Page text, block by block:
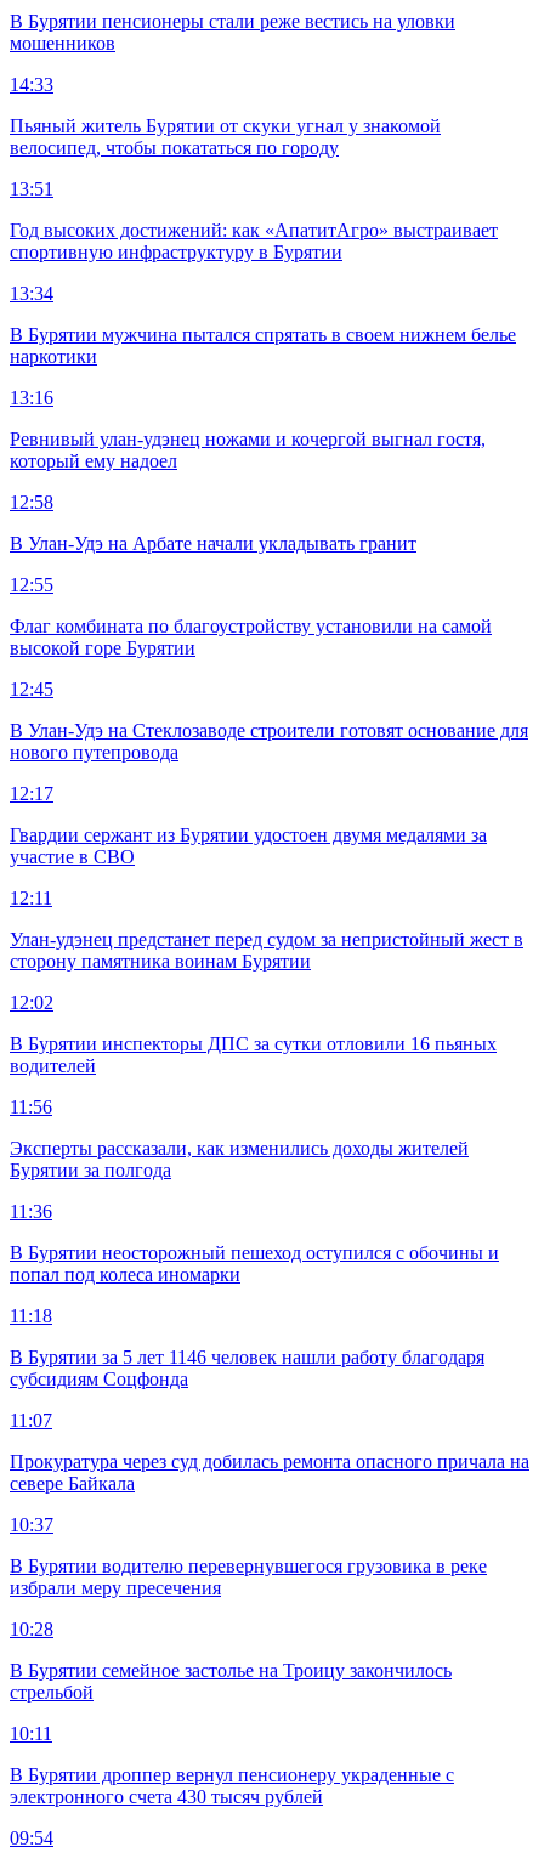
В Бурятии пенсионеры стали реже вестись на уловки
мошенников
14:33
Пьяный житель Бурятии от скуки угнал у знакомой
велосипед, чтобы покататься по городу
13:51
Год высоких достижений: как «АпатитАгро» выстраивает
спортивную инфраструктуру в Бурятии
13:34
В Бурятии мужчина пытался спрятать в своем нижнем белье
наркотики
13:16
Ревнивый улан-удэнец ножами и кочергой выгнал гостя,
который ему надоел
12:58
В Улан-Удэ на Арбате начали укладывать гранит
12:55
Флаг комбината по благоустройству установили на самой
высокой горе Бурятии
12:45
В Улан-Удэ на Стеклозаводе строители готовят основание для
нового путепровода
12:17
Гвардии сержант из Бурятии удостоен двумя медалями за
участие в СВО
12:11
Улан-удэнец предстанет перед судом за непристойный жест в
сторону памятника воинам Бурятии
12:02
В Бурятии инспекторы ДПС за сутки отловили 16 пьяных
водителей
11:56
Эксперты рассказали, как изменились доходы жителей
Бурятии за полгода
11:36
В Бурятии неосторожный пешеход оступился с обочины и
попал под колеса иномарки
11:18
В Бурятии за 5 лет 1146 человек нашли работу благодаря
субсидиям Соцфонда
11:07
Прокуратура через суд добилась ремонта опасного причала на
севере Байкала
10:37
В Бурятии водителю перевернувшегося грузовика в реке
избрали меру пресечения
10:28
В Бурятии семейное застолье на Троицу закончилось
стрельбой
10:11
В Бурятии дроппер вернул пенсионеру украденные с
электронного счета 430 тысяч рублей
09:54